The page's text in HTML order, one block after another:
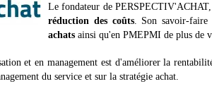
Le fondateur de
réduction des coûts. Son savoir-faire
achats ainsi qu'en PMEPMI de plus de
et en management est d'améliorer la
du service et sur la stratégie achat.